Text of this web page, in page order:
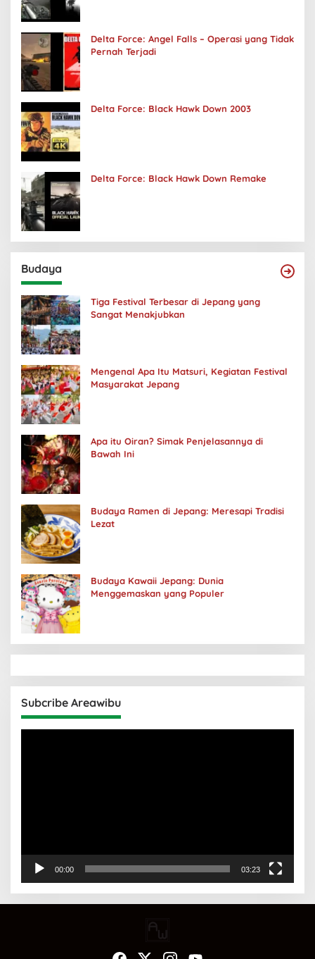
Delta Force: Angel Falls – Operasi yang Tidak
Pernah Terjadi
Delta Force: Black Hawk Down 2003
Delta Force: Black Hawk Down Remake
Budaya
Tiga Festival Terbesar di Jepang yang
Sangat Menakjubkan
Mengenal Apa Itu Matsuri, Kegiatan Festival
Masyarakat Jepang
Apa itu Oiran? Simak Penjelasannya di
Bawah Ini
Budaya Ramen di Jepang: Meresapi Tradisi
Lezat
Budaya Kawaii Jepang: Dunia
Menggemaskan yang Populer
Subcribe Areawibu
00:00 03:23